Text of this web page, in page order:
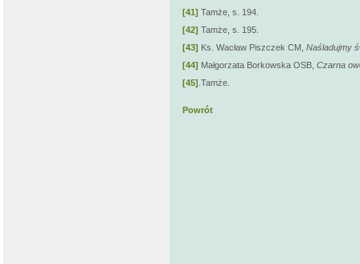
[41] Tamże, s. 194.
[42] Tamże, s. 195.
[43] Ks. Wacław Piszczek CM, Naśladujmy
[44] Małgorzata Borkowska OSB, Czarna
[45] .Tamże.
Powrót